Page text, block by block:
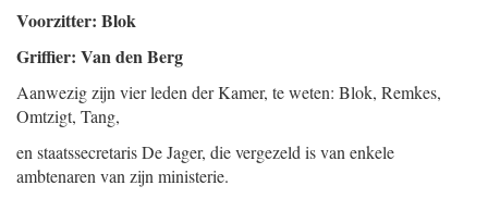
Voorzitter: Blok
Griffier: Van den Berg
Aanwezig zijn vier leden der Kamer, te weten: Blok, Remkes,
Omtzigt, Tang,
en staatssecretaris De Jager, die vergezeld is van enkele
ambtenaren van zijn ministerie.